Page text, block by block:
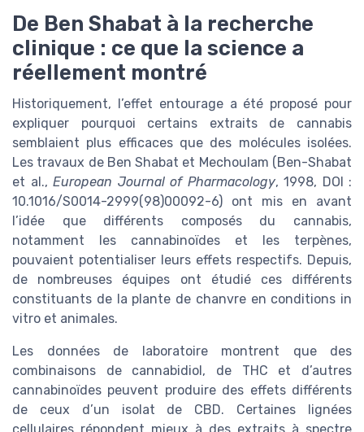
De Ben Shabat à la recherche
clinique : ce que la science a
réellement montré
Historiquement, l’effet entourage a été proposé pour
expliquer pourquoi certains extraits de cannabis
semblaient plus efficaces que des molécules isolées.
Les travaux de Ben Shabat et Mechoulam (Ben-Shabat
et al., European Journal of Pharmacology, 1998, DOI :
10.1016/S0014-2999(98)00092-6) ont mis en avant
l’idée que différents composés du cannabis,
notamment les cannabinoïdes et les terpènes,
pouvaient potentialiser leurs effets respectifs. Depuis,
de nombreuses équipes ont étudié ces différents
constituants de la plante de chanvre en conditions in
vitro et animales.
Les données de laboratoire montrent que des
combinaisons de cannabidiol, de THC et d’autres
cannabinoïdes peuvent produire des effets différents
de ceux d’un isolat de CBD. Certaines lignées